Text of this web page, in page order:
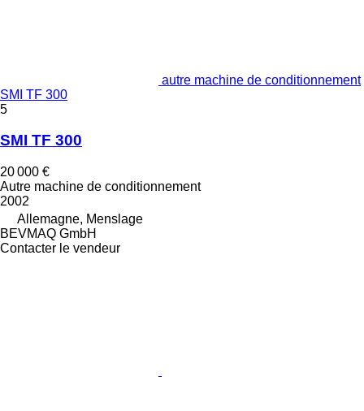
autre machine de conditionnement
SMI TF 300
5
SMI TF 300
20 000 €
Autre machine de conditionnement
2002
Allemagne, Menslage
BEVMAQ GmbH
Contacter le vendeur